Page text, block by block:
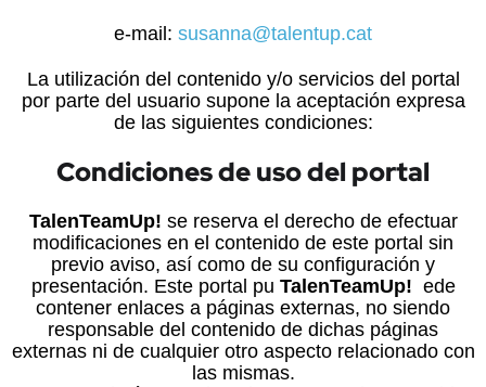
e-mail: susanna@talentup.cat
La utilización del contenido y/o servicios del portal
por parte del usuario supone la aceptación expresa
de las siguientes condiciones:
Condiciones de uso del portal
TalenTeamUp! se reserva el derecho de efectuar
modificaciones en el contenido de este portal sin
previo aviso, así como de su configuración y
presentación. Este portal pu TalenTeamUp! ede
contener enlaces a páginas externas, no siendo
responsable del contenido de dichas páginas
externas ni de cualquier otro aspecto relacionado con
las mismas.